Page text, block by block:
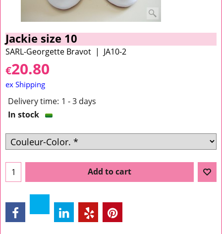
Jackie size 10
SARL-Georgette Bravot JA10-2
€20.80
ex Shipping
Delivery time: 1 - 3 days
In stock
Add to cart